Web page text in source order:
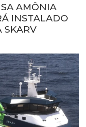
AMÔNIA
INSTALADO
SKARV